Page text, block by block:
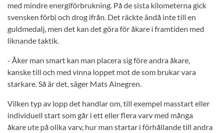
med mindre energiförbrukning. På de sista kilometerna gick
svensken förbi och drog ifrån. Det räckte ändå inte till en
guldmedalj, men det kan det göra för åkare i framtiden med
liknande taktik.
- Åker man smart kan man placera sig före andra åkare,
kanske till och med vinna loppet mot de som brukar vara
starkare. Så är det, säger Mats Ainegren.
Vilken typ av lopp det handlar om, till exempel masstart eller
individuell start som går i ett eller flera varv med många
åkare ute på olika varv, hur man startar i förhållande till andra